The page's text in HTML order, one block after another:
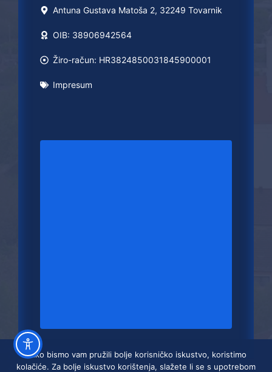
Antuna Gustava Matoša 2, 32249 Tovarnik
OIB: 38906942564
Žiro-račun: HR3824850031845900001
Impresum
Kako bismo vam pružili bolje korisničko iskustvo, koristimo
kolačiće. Za bolje iskustvo korištenja, slažete li se s upotrebom